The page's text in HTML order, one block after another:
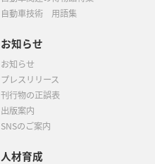
自動車技術 用語集
お知らせ
お知らせ
プレスリリース
刊行物の正誤表
出版案内
SNSのご案内
人材育成